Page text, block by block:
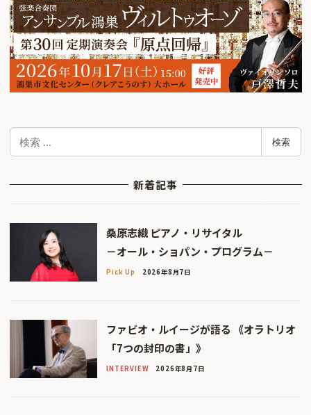
検
索
検索
新着記事
桑原志織 ピアノ・リサイタル
－オール・ショパン・プログラム－
Pick Up 2026年8月7日
ファビオ・ルイージが語る 《オラトリオ
「7つの封印の書」》
INTERVIEW 2026年8月7日